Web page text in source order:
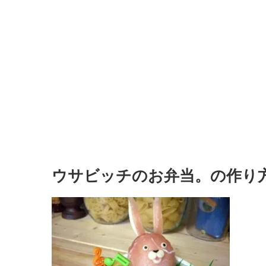
ウサビッチのお弁当。の作り